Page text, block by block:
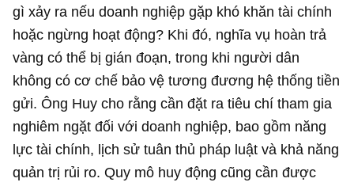
gì xảy ra nếu doanh nghiệp gặp khó khăn tài chính
hoặc ngừng hoạt động? Khi đó, nghĩa vụ hoàn trả
vàng có thể bị gián đoạn, trong khi người dân
không có cơ chế bảo vệ tương đương hệ thống tiền
gửi. Ông Huy cho rằng cần đặt ra tiêu chí tham gia
nghiêm ngặt đối với doanh nghiệp, bao gồm năng
lực tài chính, lịch sử tuân thủ pháp luật và khả năng
quản trị rủi ro. Quy mô huy động cũng cần được